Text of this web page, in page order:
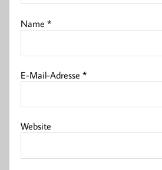
Name*
E-Mail-Adresse*
Website